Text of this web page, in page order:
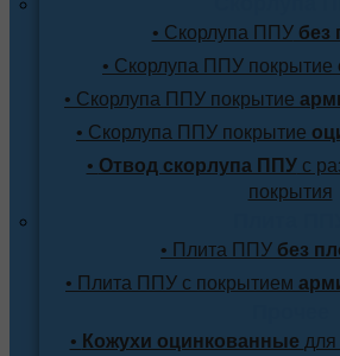
• Скорлупа ППУбез
• Скорлупа ППУ покрытие
• Скорлупа ППУ покрытие
• Скорлупа ППУ покрытие
• Отвод скорлупа ППУс
покрытия
• Плита ППУ без
• Плита ППУ с покрытием
• Кожухи оцинкованные